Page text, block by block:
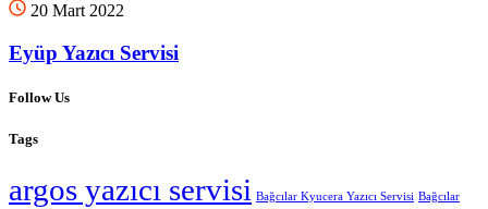
20 Mart 2022
Eyüp Yazıcı Servisi
Follow Us
Tags
argos yazıcı servisi Bağcılar Kyucera Yazıcı Servisi Bağcılar